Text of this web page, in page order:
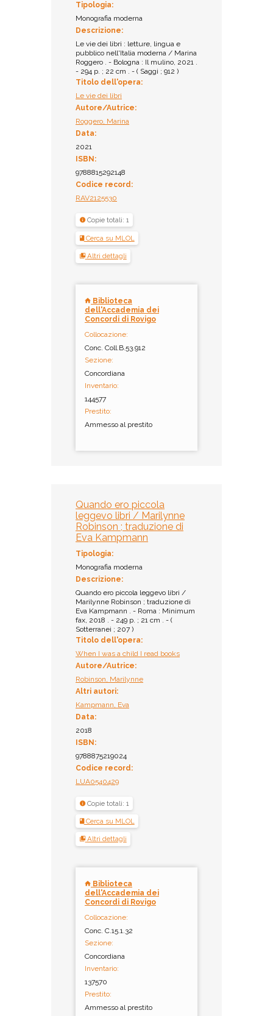
Tipologia:
Monografia moderna
Descrizione:
Le vie dei libri : letture, lingua e
pubblico nell'Italia moderna / Marina
Roggero . - Bologna : Il mulino, 2021 .
- 294 p. ; 22 cm . - ( Saggi ; 912 )
Titolo dell'opera:
Le vie dei libri
Autore/Autrice:
Roggero, Marina
Data:
2021
ISBN:
9788815292148
Codice record:
RAV2125530
Copie totali: 1
Cerca su MLOL
Altri dettagli
Biblioteca
dell'Accademia dei
Concordi di Rovigo
Collocazione:
Conc. Coll.B.53.912
Sezione:
Concordiana
Inventario:
144577
Prestito:
Ammesso al prestito
Quando ero piccola
leggevo libri / Marilynne
Robinson ; traduzione di
Eva Kampmann
Tipologia:
Monografia moderna
Descrizione:
Quando ero piccola leggevo libri /
Marilynne Robinson ; traduzione di
Eva Kampmann . - Roma : Minimum
fax, 2018 . - 249 p. ; 21 cm . - (
Sotterranei ; 207 )
Titolo dell'opera:
When I was a child I read books
Autore/Autrice:
Robinson, Marilynne
Altri autori:
Kampmann, Eva
Data:
2018
ISBN:
9788875219024
Codice record:
LUA0540429
Copie totali: 1
Cerca su MLOL
Altri dettagli
Biblioteca
dell'Accademia dei
Concordi di Rovigo
Collocazione:
Conc. C.15.1.32
Sezione:
Concordiana
Inventario:
137570
Prestito:
Ammesso al prestito